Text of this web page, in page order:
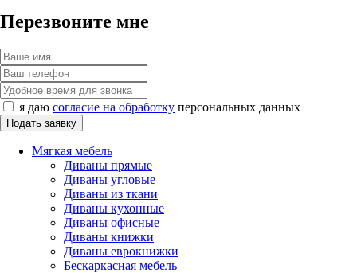
Перезвоните мне
я даю согласие на обработку персональных данных
Мягкая мебель
Диваны прямые
Диваны угловые
Диваны из ткани
Диваны кухонные
Диваны офисные
Диваны книжки
Диваны еврокнижки
Бескаркасная мебель